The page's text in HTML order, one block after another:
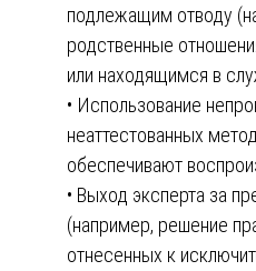
подлежащим отводу
родственные
или находящимся в
• Использование
неаттестованных
обеспечивают
• Выход эксперта за
(например, решение
отнесенных к